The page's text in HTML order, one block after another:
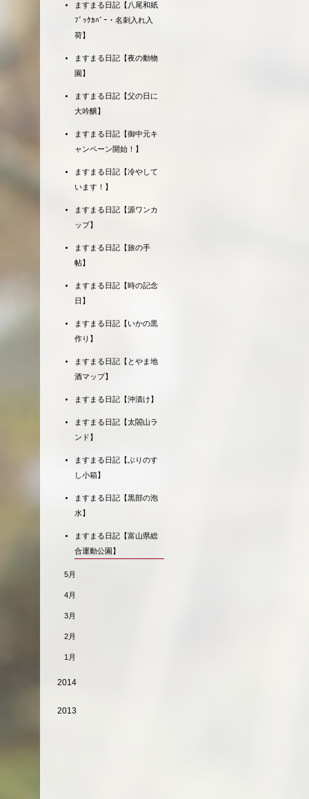
ますまる日記【八尾和紙
ﾌﾞｯｸｶﾊﾞｰ・名刺入れ入
荷】
ますまる日記【夜の動物
園】
ますまる日記【父の日に
大吟醸】
ますまる日記【御中元キ
ャンペーン開始！】
ますまる日記【冷やして
います！】
ますまる日記【源ワンカ
ップ】
ますまる日記【旅の手
帖】
ますまる日記【時の記念
日】
ますまる日記【いかの黒
作り】
ますまる日記【とやま地
酒マップ】
ますまる日記【沖漬け】
ますまる日記【太閤山ラ
ンド】
ますまる日記【ぶりのす
し小箱】
ますまる日記【黒部の泡
水】
ますまる日記【富山県総
合運動公園】
5月
4月
3月
2月
1月
2014
2013